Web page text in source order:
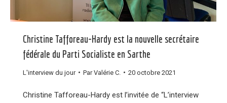
Christine Tafforeau-Hardy est la nouvelle secrétaire
fédérale du Parti Socialiste en Sarthe
L'interview du jour ParValérie C. 20 octobre 2021
Christine Tafforeau-Hardy est l’invitée de “L’interview